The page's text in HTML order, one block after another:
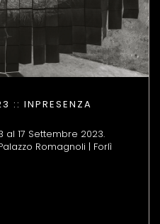
:: INPRESENZA
al 17 Settembre 2023.
Romagnoli | Forlì